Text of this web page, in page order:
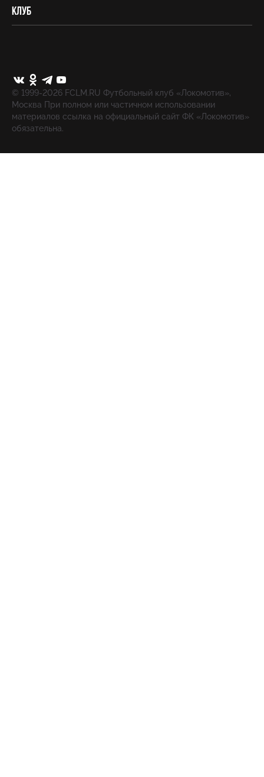
Клуб
© 1999-2026 FCLM.RU Футбольный клуб «Локомотив»,
Москва При полном или частичном использовании
материалов ссылка на официальный сайт ФК «Локомотив»
обязательна.